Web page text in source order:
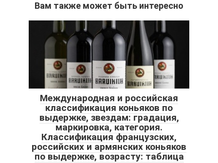
Вам также может быть интересно
Международная и российская
классификация коньяков по
выдержке, звездам: градация,
маркировка, категория.
Классификация французских,
российских и армянских коньяков
по выдержке, возрасту: таблица